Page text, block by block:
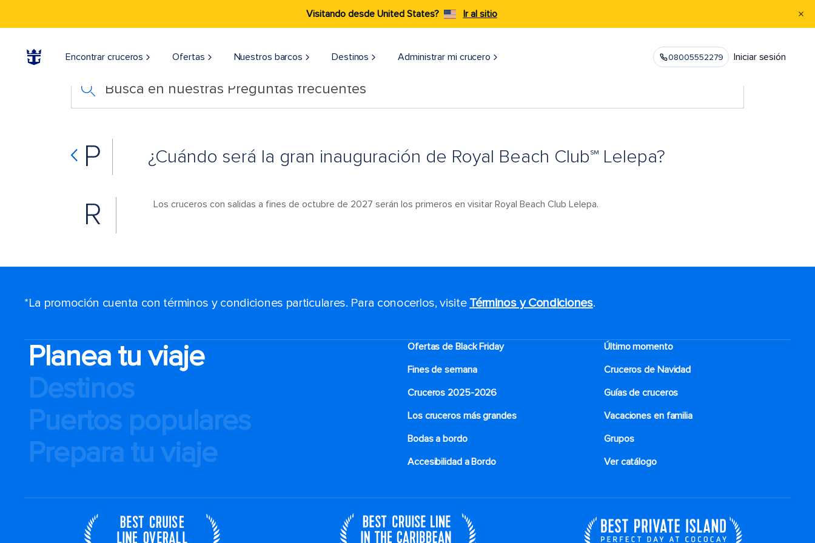
Visitando desde United States? Ir al sitio
Encontrar cruceros Ofertas Nuestros barcos Destinos Administrar mi crucero 08005552279 Iniciar sesión
Busca en nuestras Preguntas frecuentes
P ¿Cuándo será la gran inauguración de Royal Beach Club℠ Lelepa?
R Los cruceros con salidas a fines de octubre de 2027 serán los primeros en visitar Royal Beach Club Lelepa.
*La promoción cuenta con términos y condiciones particulares. Para conocerlos, visite Términos y Condiciones.
Planea tu viaje
Destinos
Puertos populares
Prepara tu viaje
Ofertas de Black Friday
Último momento
Fines de semana
Cruceros de Navidad
Cruceros 2025-2026
Guías de cruceros
Los cruceros más grandes
Vacaciones en familia
Bodas a bordo
Grupos
Accesibilidad a Bordo
Ver catálogo